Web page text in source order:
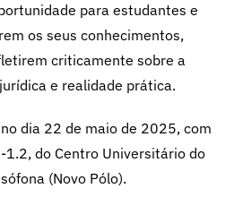
para estudantes e
os seus conhecimentos,
criticamente sobre a
e realidade prática.
dia 22 de maio de 2025, com
1.2, do Centro Universitário do
(Novo Pólo).